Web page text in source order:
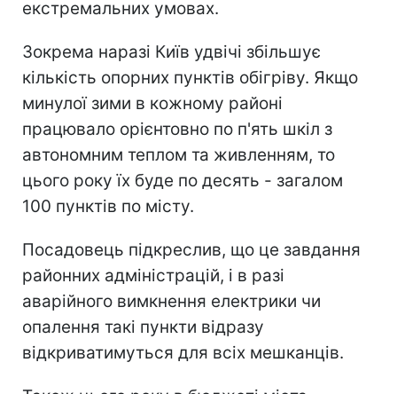
екстремальних умовах.
Зокрема наразі Київ удвічі збільшує
кількість опорних пунктів обігріву. Якщо
минулої зими в кожному районі
працювало орієнтовно по п'ять шкіл з
автономним теплом та живленням, то
цього року їх буде по десять - загалом
100 пунктів по місту.
Посадовець підкреслив, що це завдання
районних адміністрацій, і в разі
аварійного вимкнення електрики чи
опалення такі пункти відразу
відкриватимуться для всіх мешканців.